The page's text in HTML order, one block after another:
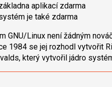
aplikací zdarma
je také zdarma
GNU/Linux není žádným
1984 se jej rozhodl vytvořit
který vytvořil jádro